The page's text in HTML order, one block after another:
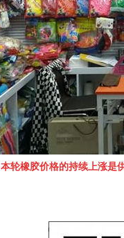
本轮橡胶价格的持续上涨是